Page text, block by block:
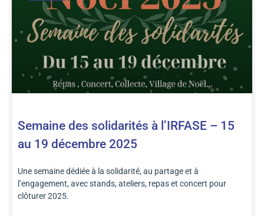
Semaine des solidarités à l’IRFASE – 15
au 19 décembre 2025
Une semaine dédiée à la solidarité, au partage et à
l’engagement, avec stands, ateliers, repas et concert pour
clôturer 2025.